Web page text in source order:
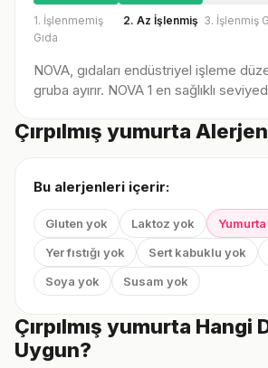
1. İşlenmemiş
Gıda
2. Az İşlenmiş 3. İşlenmiş
NOVA, gıdaları endüstriyel işleme
gruba ayırır. NOVA 1 en sağlıklı
Çırpılmış yumurta
Bu alerjenleri içerir:
Gluten yok Laktoz yok
Yer fıstığı yok
Sert kabuklu yok
Soya yok
Susam yok
Çırpılmış yumurta Hangi
Uygun?